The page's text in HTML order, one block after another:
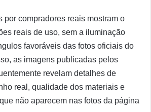
por compradores reais mostram o
reais de uso, sem a iluminação
favoráveis das fotos oficiais do
as imagens publicadas pelos
revelam detalhes de
real, qualidade dos materiais e
não aparecem nas fotos da página